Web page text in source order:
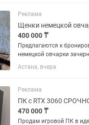
Видеокарта:...
Реклама
400 000 ₸
Предлагаются к
немецкой овчарки
зонарного окраса с
родословной. Родители
Мать от привозных из
Астана, вчера
Реклама
ПК с RTX 3060
470 000 ₸
Продам игровой ПК в